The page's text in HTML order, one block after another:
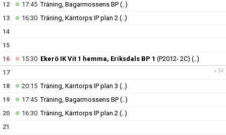
12
17:45Träning, Bagarmossens BP (..)
13
16:30Träning, Kärrtorps IP plan 2 (..)
14
15
16
15:30 Ekerö IK Vit 1 hemma, Eriksdals BP 1 (P2012- 2C) (..)
v.34
17
18
20:15Träning, Kärrtorps IP plan 3 (..)
19
17:45Träning, Bagarmossens BP (..)
20
16:30Träning, Kärrtorps IP plan 2 (..)
21